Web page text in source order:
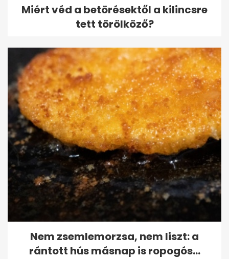
Miért véd a betörésektől a kilincsre
tett törölköző?
Nem zsemlemorzsa, nem liszt: a
rántott hús másnap is ropogós...